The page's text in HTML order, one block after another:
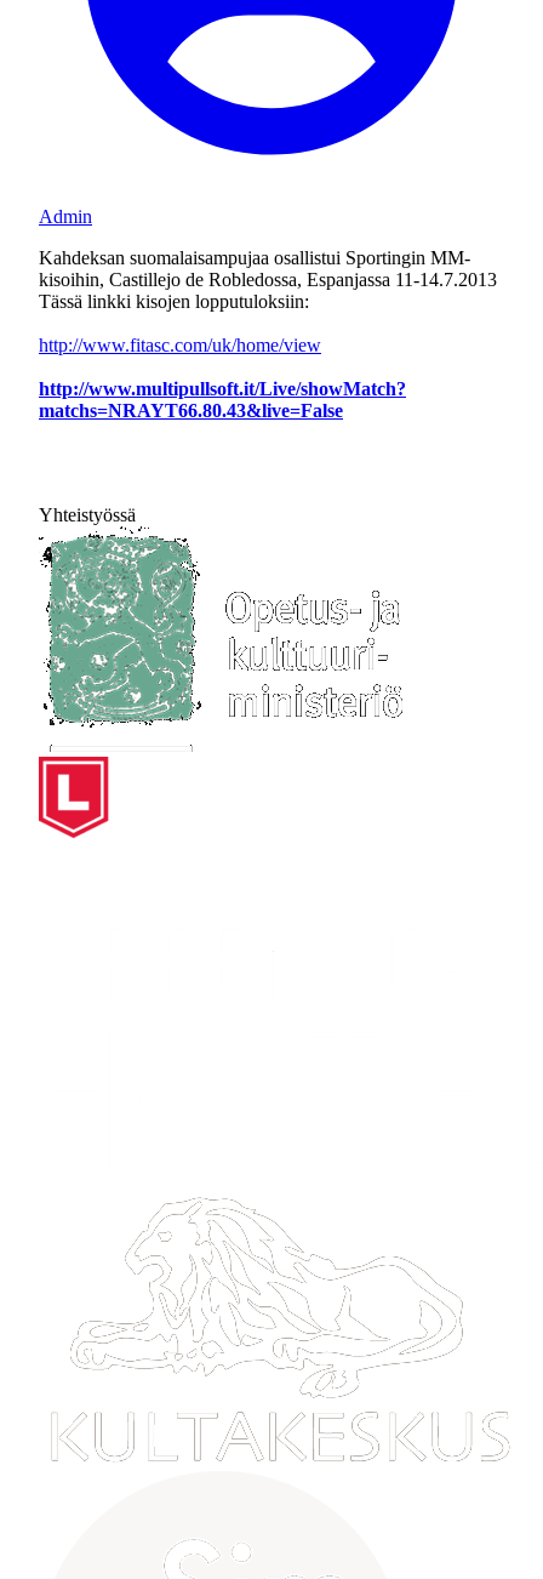
Admin
Kahdeksan suomalaisampujaa osallistui Sportingin MM-
kisoihin, Castillejo de Robledossa, Espanjassa 11-14.7.2013
Tässä linkki kisojen lopputuloksiin:
http://www.fitasc.com/uk/home/view
http://www.multipullsoft.it/Live/showMatch?
matchs=NRAYT66.80.43&live=False
Yhteistyössä